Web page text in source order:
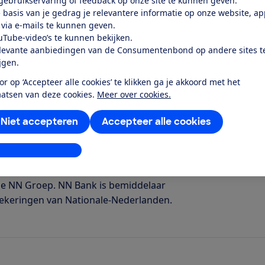
basis van je gedrag je relevantere informatie op onze website,
e-mails te kunnen geven.
video’s te kunnen bekijken.
aanbiedingen van de Consumentenbond op andere sites
op ‘Accepteer alle cookies’ te klikken ga je akkoord met het
van deze cookies. Meer over cookies.
Accepteer alle cookies
Niet accepteren
aanpassen
opzeggen of overstappen? Er
en verlengen van reisverzekeringen.
de opzegtermijn van je huidige
de verzekering een jaar met daarna
over het opzeggen van de
Nederlanden Bank.
Bank
NN Groep. NN Bank is bemiddelaar
van Nationale-Nederlanden.